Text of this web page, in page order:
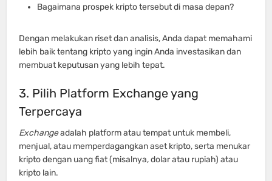
Bagaimana prospek kripto tersebut di masa depan?
Dengan melakukan riset dan analisis, Anda dapat memahami
lebih baik tentang kripto yang ingin Anda investasikan dan
membuat keputusan yang lebih tepat.
3. Pilih Platform Exchange yang
Terpercaya
Exchangeadalah platform atau tempat untuk membeli,
menjual, atau memperdagangkan aset kripto, serta menukar
kripto dengan uang fiat (misalnya, dolar atau rupiah) atau
kripto lain.